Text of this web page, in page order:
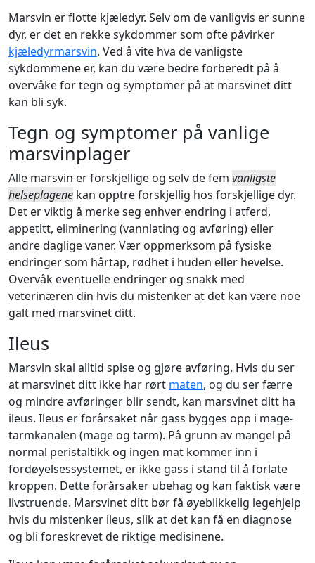
Marsvin er flotte kjæledyr. Selv om de vanligvis er sunne
dyr, er det en rekke sykdommer som ofte påvirker
kjæledyrmarsvin. Ved å vite hva de vanligste
sykdommene er, kan du være bedre forberedt på å
overvåke for tegn og symptomer på at marsvinet ditt
kan bli syk.
Tegn og symptomer på vanlige
marsvinplager
Alle marsvin er forskjellige og selv de fem vanligste
helseplagene kan opptre forskjellig hos forskjellige dyr.
Det er viktig å merke seg enhver endring i atferd,
appetitt, eliminering (vannlating og avføring) eller
andre daglige vaner. Vær oppmerksom på fysiske
endringer som hårtap, rødhet i huden eller hevelse.
Overvåk eventuelle endringer og snakk med
veterinæren din hvis du mistenker at det kan være noe
galt med marsvinet ditt.
Ileus
Marsvin skal alltid spise og gjøre avføring. Hvis du ser
at marsvinet ditt ikke har rørt maten, og du ser færre
og mindre avføringer blir sendt, kan marsvinet ditt ha
ileus. Ileus er forårsaket når gass bygges opp i mage-
tarmkanalen (mage og tarm). På grunn av mangel på
normal peristaltikk og ingen mat kommer inn i
fordøyelsessystemet, er ikke gass i stand til å forlate
kroppen. Dette forårsaker ubehag og kan faktisk være
livstruende. Marsvinet ditt bør få øyeblikkelig legehjelp
hvis du mistenker ileus, slik at det kan få en diagnose
og bli foreskrevet de riktige medisinene.